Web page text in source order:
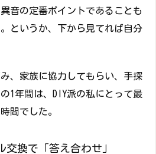
音の定番ポイントであることも
というか、下から見てれば自分
、家族に協力してもらい、手探
1年間は、DIY派の私にとって最
間でした。
交換で「答え合わせ」